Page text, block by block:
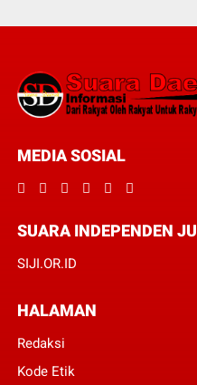
MEDIA SOSIAL
SUARA INDEPENDEN
SIJI.OR.ID
HALAMAN
Redaksi
Kode Etik